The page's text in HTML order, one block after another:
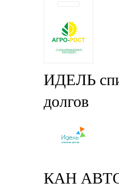
ИДЕЛЬ
долгов
КАН